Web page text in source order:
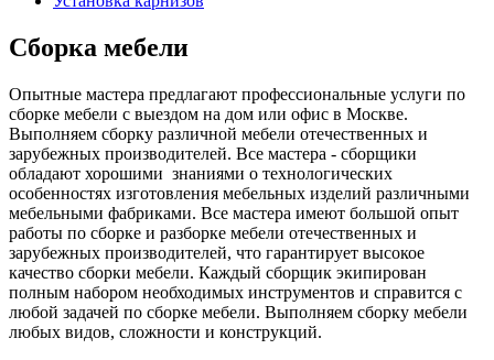
Сборка мебели
Опытные мастера предлагают профессиональные услуги по
сборке мебели с выездом на дом или офис в Москве.
Выполняем сборку различной мебели отечественных и
зарубежных производителей. Все мастера - сборщики
обладают хорошими знаниями о технологических
особенностях изготовления мебельных изделий различными
мебельными фабриками. Все мастера имеют большой опыт
работы по сборке и разборке мебели отечественных и
зарубежных производителей, что гарантирует высокое
качество сборки мебели. Каждый сборщик экипирован
полным набором необходимых инструментов и справится с
любой задачей по сборке мебели. Выполняем сборку мебели
любых видов, сложности и конструкций.